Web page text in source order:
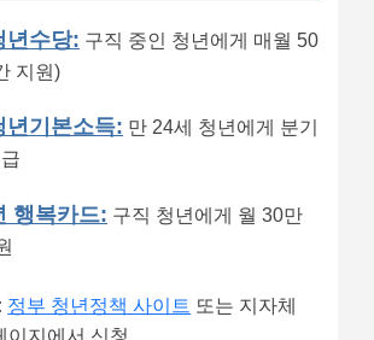
년수당: 구직 중인 청년에게 매월 50
지원)
년기본소득: 만 24세 청년에게 분기
행복카드: 구직 청년에게 월 30만
정부 청년정책 사이트 또는 지자체
이지에서 신청